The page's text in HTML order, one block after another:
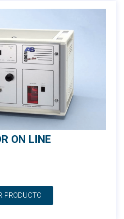
ON LINE
PRODUCTO